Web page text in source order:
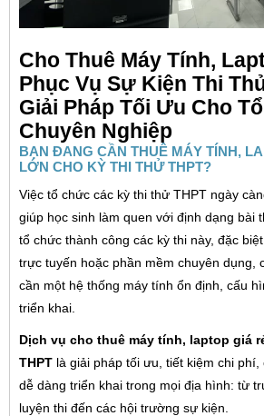
Cho Thuê Máy Tính,
Phục Vụ Sự Kiện Thi
Giải Pháp Tối Ưu Cho
Chuyên Nghiệp
BẠN ĐANG CẦN THUÊ MÁY TÍNH,
LỚN CHO KỲ THI THỬ THPT?
Việc tổ chức các kỳ thi thử THPT ngày
giúp học sinh làm quen với định dạng bài
tổ chức thành công các kỳ thi này, đặc
trực tuyến hoặc phần mềm chuyên dụng,
cần một hệ thống máy tính ổn định, cấu
triển khai.
Dịch vụ cho thuê máy tính, laptop giá
THPT là giải pháp tối ưu, tiết kiệm chi
dễ dàng triển khai trong mọi địa hình: từ
luyện thi đến các hội trường sự kiện.